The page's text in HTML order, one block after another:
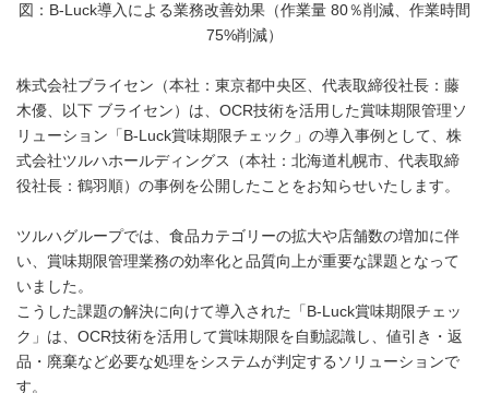
図：B-Luck導入による業務改善効果（作業量 80％削減、作業時間
75%削減）
株式会社ブライセン（本社：東京都中央区、代表取締役社長：藤
木優、以下 ブライセン）は、OCR技術を活用した賞味期限管理ソ
リューション「B-Luck賞味期限チェック」の導入事例として、株
式会社ツルハホールディングス（本社：北海道札幌市、代表取締
役社長：鶴羽順）の事例を公開したことをお知らせいたします。
ツルハグループでは、食品カテゴリーの拡大や店舗数の増加に伴
い、賞味期限管理業務の効率化と品質向上が重要な課題となって
いました。
こうした課題の解決に向けて導入された「B-Luck賞味期限チェッ
ク」は、OCR技術を活用して賞味期限を自動認識し、値引き・返
品・廃棄など必要な処理をシステムが判定するソリューションで
す。